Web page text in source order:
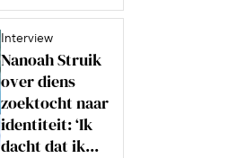
Interview
Nanoah Struik
over diens
zoektocht naar
identiteit: ‘Ik
dacht dat ik...